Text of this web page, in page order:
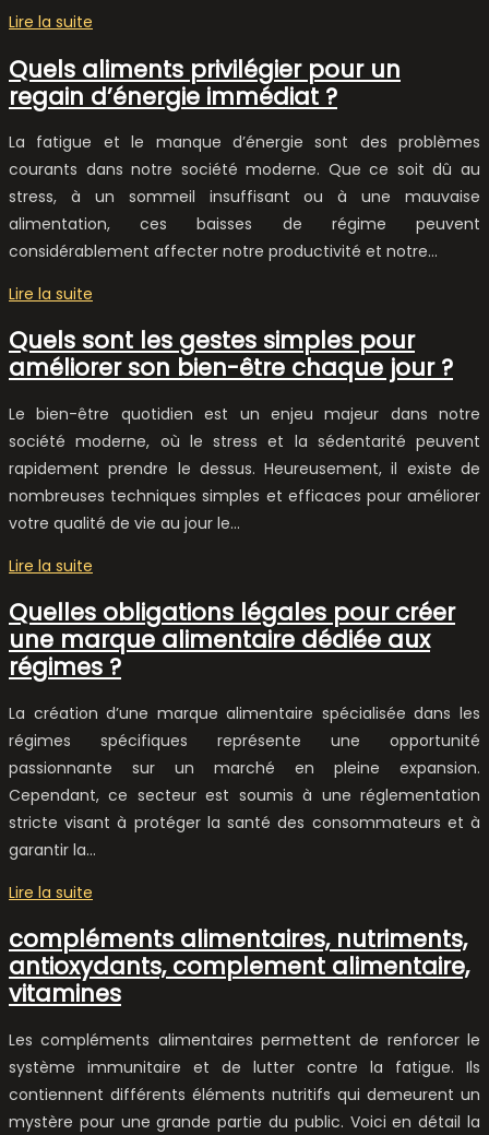
Lire la suite
Quels aliments privilégier pour un
regain d’énergie immédiat ?
La fatigue et le manque d’énergie sont des problèmes
courants dans notre société moderne. Que ce soit dû au
stress, à un sommeil insuffisant ou à une mauvaise
alimentation, ces baisses de régime peuvent
considérablement affecter notre productivité et notre…
Lire la suite
Quels sont les gestes simples pour
améliorer son bien-être chaque jour ?
Le bien-être quotidien est un enjeu majeur dans notre
société moderne, où le stress et la sédentarité peuvent
rapidement prendre le dessus. Heureusement, il existe de
nombreuses techniques simples et efficaces pour améliorer
votre qualité de vie au jour le…
Lire la suite
Quelles obligations légales pour créer
une marque alimentaire dédiée aux
régimes ?
La création d’une marque alimentaire spécialisée dans les
régimes spécifiques représente une opportunité
passionnante sur un marché en pleine expansion.
Cependant, ce secteur est soumis à une réglementation
stricte visant à protéger la santé des consommateurs et à
garantir la…
Lire la suite
compléments alimentaires, nutriments,
antioxydants, complement alimentaire,
vitamines
Les compléments alimentaires permettent de renforcer le
système immunitaire et de lutter contre la fatigue. Ils
contiennent différents éléments nutritifs qui demeurent un
mystère pour une grande partie du public. Voici en détail la